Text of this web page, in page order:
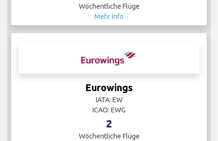
Wöchentliche Flüge
Mehr Info
Eurowings
IATA: EW
ICAO: EWG
2
Wöchentliche Flüge